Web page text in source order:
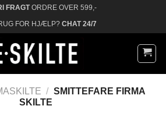
FRAGTORDRE OVER 599,-
FOR HJÆLP? CHAT 24/7
/ SMITTEFARE FIRMA
SKILTE